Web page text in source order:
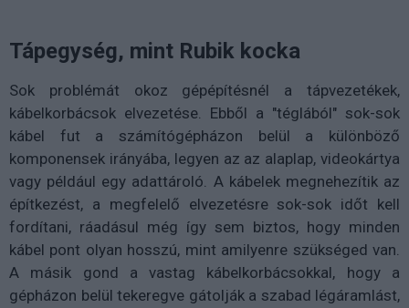
Tápegység, mint Rubik kocka
Sok problémát okoz gépépítésnél a tápvezetékek,
kábelkorbácsok elvezetése. Ebből a "téglából" sok-sok
kábel fut a számítógépházon belül a különböző
komponensek irányába, legyen az az alaplap, videokártya
vagy például egy adattároló. A kábelek megnehezítik az
építkezést, a megfelelő elvezetésre sok-sok időt kell
fordítani, ráadásul még így sem biztos, hogy minden
kábel pont olyan hosszú, mint amilyenre szükséged van.
A másik gond a vastag kábelkorbácsokkal, hogy a
gépházon belül tekeregve gátolják a szabad légáramlást,